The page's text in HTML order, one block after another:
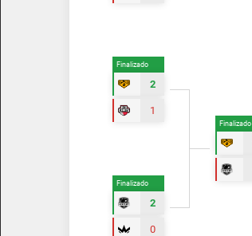
Finalizado
Finalizado
2
1
Finalizado
2
0